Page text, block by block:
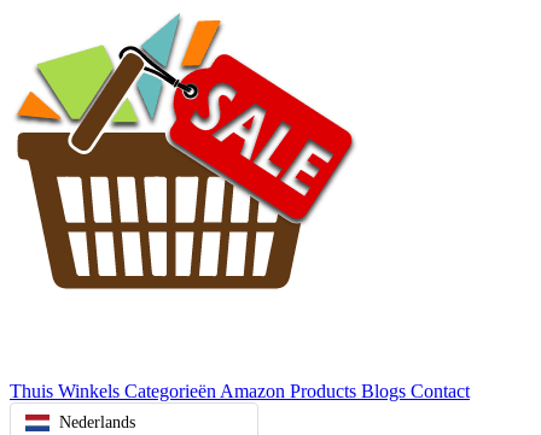
Thuis Winkels Categorieën Amazon Products Blogs Contact
Nederlands